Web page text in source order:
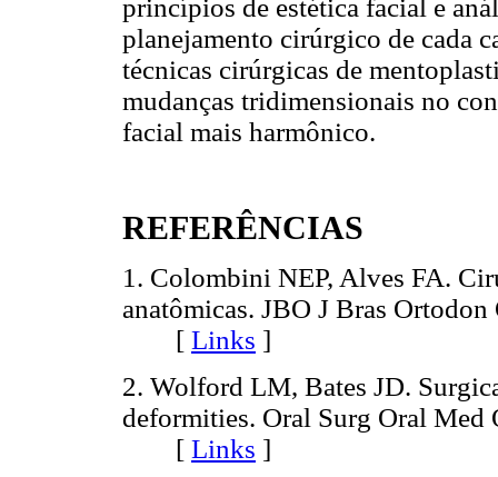
princípios de estética facial e
planejamento cirúrgico de cada
técnicas cirúrgicas de
mudanças tridimensionais no
facial mais harmônico.
REFERÊNCIAS
1. Colombini NEP, Alves FA.
anatômicas. JBO J Bras
[ Links ]
2. Wolford LM, Bates JD.
deformities. Oral Surg Oral
[ Links ]